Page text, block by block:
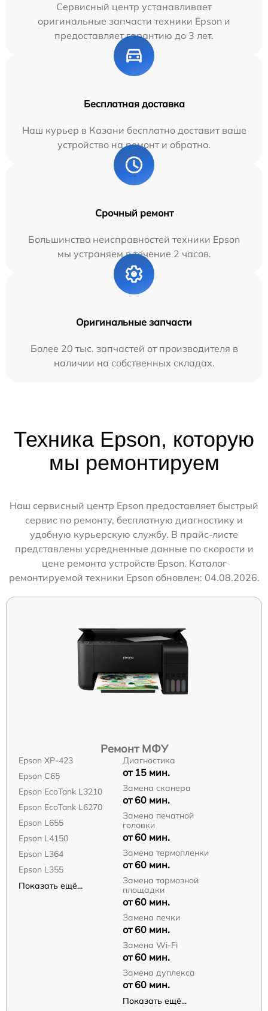
Сервисный центр устанавливает
оригинальные запчасти техники Epson и
предоставляет гарантию до 3 лет.
Бесплатная доставка
Наш курьер в Казани бесплатно доставит ваше
устройство на ремонт и обратно.
Срочный ремонт
Большинство неисправностей техники Epson
мы устраняем в течение 2 часов.
Оригинальные запчасти
Более 20 тыс. запчастей от производителя в
наличии на собственных складах.
Техника Epson, которую
мы ремонтируем
Наш сервисный центр Epson предоставляет быстрый
сервис по ремонту, бесплатную диагностику и
удобную курьерскую службу. В прайс-листе
представлены усредненные данные по скорости и
цене ремонта устройств Epson. Каталог
ремонтируемой техники Epson обновлен: 04.08.2026.
Ремонт МФУ
Epson XP-423
Epson C65
Epson EcoTank L3210
Epson EcoTank L6270
Epson L655
Epson L4150
Epson L364
Epson L355
Показать ещё...
Диагностика
от 15 мин.
Замена сканера
от 60 мин.
Замена печатной
головки
от 60 мин.
Замена термопленки
от 60 мин.
Замена тормозной
площадки
от 60 мин.
Замена печки
от 60 мин.
Замена Wi-Fi
от 60 мин.
Замена дуплекса
от 60 мин.
Показать ещё...